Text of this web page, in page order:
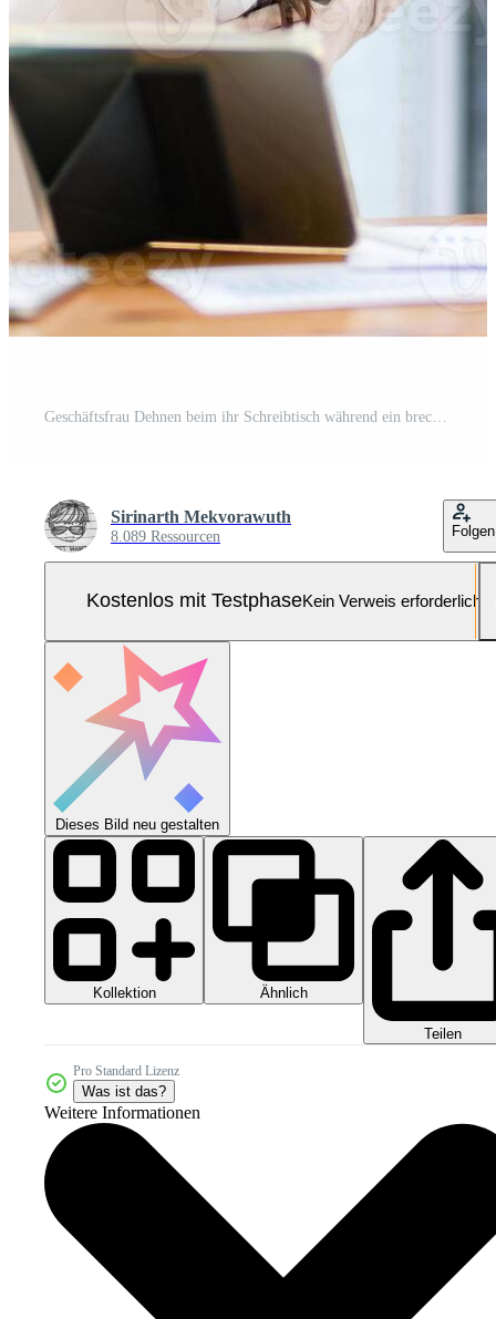
Sirinarth Mekvorawuth
8.089 Ressourcen Folgen
Kostenlos mit TestphaseKein Verweis erforderlich
Dieses Bild neu gestalten
Kollektion Ähnlich
Teilen
Pro Standard Lizenz
Was ist das?
Weitere Informationen